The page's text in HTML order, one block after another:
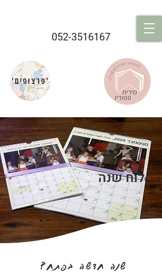
052-3516167
'פרצופים'
לוח שנה
שנה חדשה בפתח?